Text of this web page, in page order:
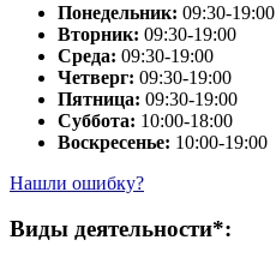
Понедельник: 09:30-19:00
Вторник: 09:30-19:00
Среда: 09:30-19:00
Четверг: 09:30-19:00
Пятница: 09:30-19:00
Суббота: 10:00-18:00
Воскресенье: 10:00-19:00
Нашли ошибку?
Виды деятельности*: